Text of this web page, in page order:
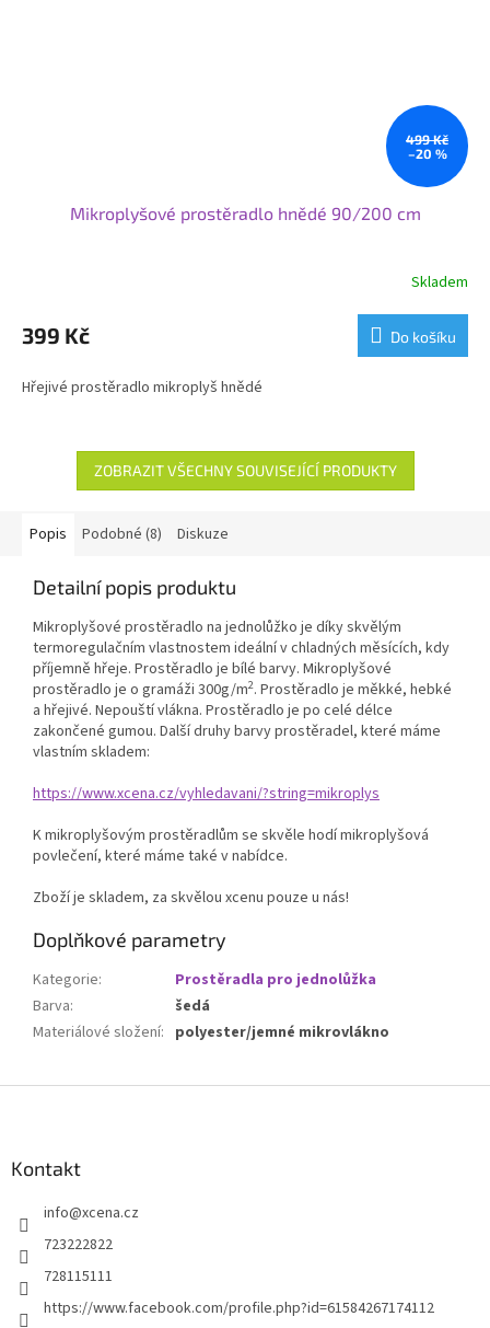
499 Kč
–20 %
Mikroplyšové prostěradlo hnědé 90/200 cm
Skladem
399 Kč Do košíku
Hřejivé prostěradlo mikroplyš hnědé
ZOBRAZIT VŠECHNY SOUVISEJÍCÍ PRODUKTY
Popis Podobné (8) Diskuze
Detailní popis produktu
Mikroplyšové prostěradlo na jednolůžko je díky skvělým
termoregulačním vlastnostem ideální v chladných měsících, kdy
příjemně hřeje. Prostěradlo je bílé barvy. Mikroplyšové
prostěradlo je o gramáži 300g/m2. Prostěradlo je měkké, hebké
a hřejivé. Nepouští vlákna. Prostěradlo je po celé délce
zakončené gumou. Další druhy barvy prostěradel, které máme
vlastním skladem:
https://www.xcena.cz/vyhledavani/?string=mikroplys
K mikroplyšovým prostěradlům se skvěle hodí mikroplyšová
povlečení, které máme také v nabídce.
Zboží je skladem, za skvělou xcenu pouze u nás!
Doplňkové parametry
Kategorie:
Prostěradla pro jednolůžka
Barva:
šedá
Materiálové složení: polyester/jemné mikrovlákno
Kontakt
info@xcena.cz
723222822
728115111
https://www.facebook.com/profile.php?id=61584267174112